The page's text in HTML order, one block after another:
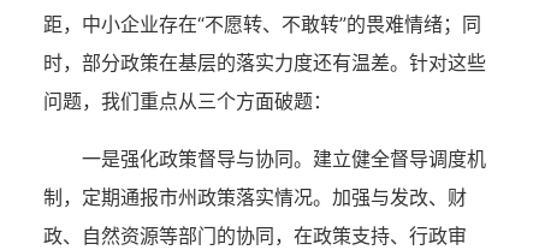
距，中小企业存在“不愿转、不敢转”的畏难情绪；同
时，部分政策在基层的落实力度还有温差。针对这些
问题，我们重点从三个方面破题：
一是强化政策督导与协同。建立健全督导调度机
制，定期通报市州政策落实情况。加强与发改、财
政、自然资源等部门的协同，在政策支持、行政审